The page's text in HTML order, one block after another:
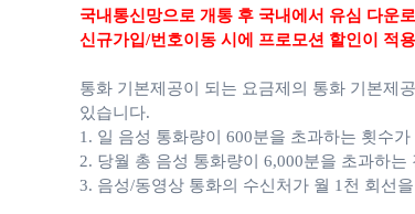
국내통신망으로 개통 후 국내에서 유심 다운
신규가입/번호이동 시에 프로모션 할인이 적
통화 기본제공이 되는 요금제의 통화 기본제
있습니다.
1. 일 음성 통화량이 600분을 초과하는 횟수
2. 당월 총 음성 통화량이 6,000분을 초과하는
3. 음성/동영상 통화의 수신처가 월 1천 회선